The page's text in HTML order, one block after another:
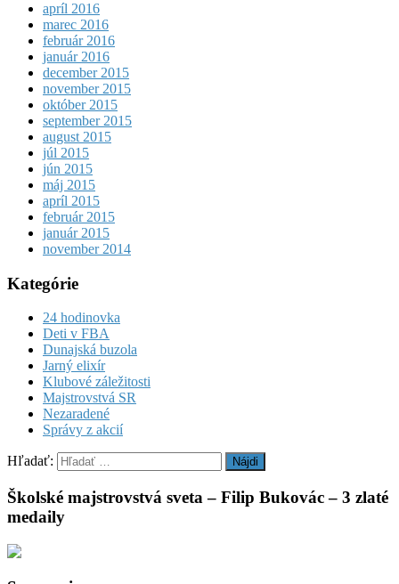
apríl 2016
marec 2016
február 2016
január 2016
december 2015
november 2015
október 2015
september 2015
august 2015
júl 2015
jún 2015
máj 2015
apríl 2015
február 2015
január 2015
november 2014
Kategórie
24 hodinovka
Deti v FBA
Dunajská buzola
Jarný elixír
Klubové záležitosti
Majstrovstvá SR
Nezaradené
Správy z akcií
Hľadať:
Školské majstrovstvá sveta – Filip Bukovác – 3 zlaté
medaily